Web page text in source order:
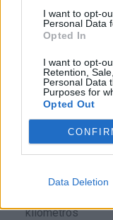
I want to opt-
Personal Data
Opted In
I want to opt-
Retention,
Personal Data
Purposes for
Opted Out
Data Deletion
kilómetros
Teruela 284,31
kilómetros
Pamplonaa
kilómetros
a 363,61
Logroñoa
kilómetros